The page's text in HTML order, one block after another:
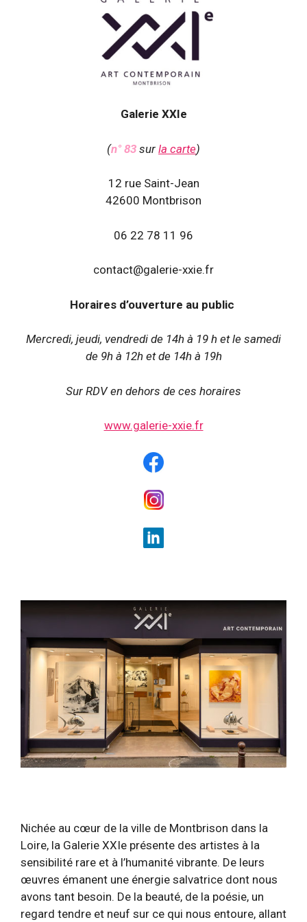
Galerie XXIe
(n° 83 sur la carte)
12 rue Saint-Jean
42600 Montbrison
06 22 78 11 96
contact@galerie-xxie.fr
Horaires d’ouverture au public
Mercredi, jeudi, vendredi de 14h à 19 h et le samedi
de 9h à 12h et de 14h à 19h
Sur RDV en dehors de ces horaires
www.galerie-xxie.fr
Nichée au cœur de la ville de Montbrison dans la
Loire, la Galerie XXIe présente des artistes à la
sensibilité rare et à l’humanité vibrante. De leurs
œuvres émanent une énergie salvatrice dont nous
avons tant besoin. De la beauté, de la poésie, un
regard tendre et neuf sur ce qui nous entoure, allant